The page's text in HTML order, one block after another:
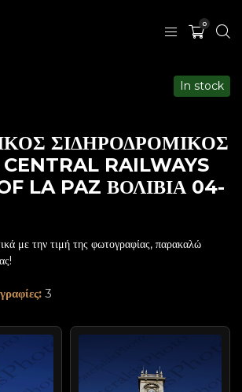
0
ΣΙΔΗΡΟΔΡΟΜΙΚΟΣ
RAILWAYS
LA PAZ ΒΟΛΙΒΙΑ 04-
In stock
με την τιμή της φωτογραφίας, παρακαλώ
3